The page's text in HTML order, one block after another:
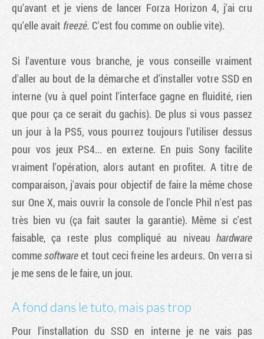
qu'avant et je viens de lancer Forza Horizon 4, j'ai cru
qu'elle avait freezé. C'est fou comme on oublie vite).
Si l'aventure vous branche, je vous conseille vraiment
d'aller au bout de la démarche et d'installer votre SSD en
interne (vu à quel point l'interface gagne en fluidité, rien
que pour ça ce serait du gachis). De plus si vous passez
un jour à la PS5, vous pourrez toujours l'utiliser dessus
pour vos jeux PS4... en externe. En puis Sony facilite
vraiment l'opération, alors autant en profiter. A titre de
comparaison, j'avais pour objectif de faire la même chose
sur One X, mais ouvrir la console de l'oncle Phil n'est pas
très bien vu (ça fait sauter la garantie). Même si c'est
faisable, ça reste plus compliqué au niveau hardware
commesoftwareet tout ceci freine les ardeurs. On verra si
je me sens de le faire, un jour.
A fond dans le tuto, mais pas trop
Pour l'installation du SSD en interne je ne vais pas